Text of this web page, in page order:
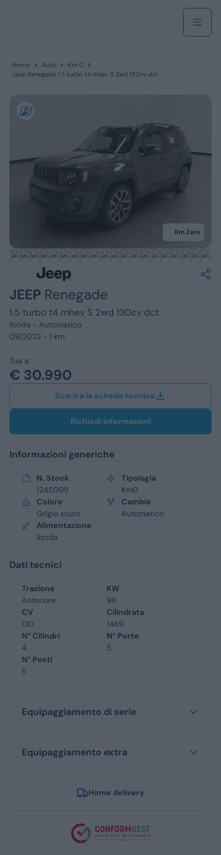
Servizi
Fiat
Jeep
Ford
Home Auto
Km 0
Jeep Renegade 1.5 turbo t4 mhev S 2wd 130cv dct
Km Zero
JEEP Renegade
1.5 turbo t4 mhev S 2wd 130cv dct
Ibrida - Automatico
09/2022 - 1 km
Tua a:
€ 30.990
Scarica la scheda tecnica
Richiedi informazioni
Informazioni generiche
N. Stock
1245099
Tipologia
Km0
Colore
Grigio scuro
Cambio
Automatico
Alimentazione
Ibrida
Dati tecnici
Trazione
Anteriore
KW
96
CV
130
Cilindrata
1469
N° Cilindri
4
N° Porte
5
N° Posti
5
Equipaggiamento di serie
Equipaggiamento extra
Home delivery